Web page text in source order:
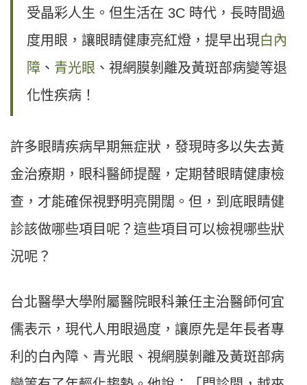
受晶彩人生。但生活在 3C 時代，長時間過
度用眼，讓眼睛健康亮紅燈，提早出現白內
障 、 青光眼 、視網膜剝離及黃斑部病變等退
化性疾病！
許多眼睛疾病早期無症狀，發現時多以失去黃
金治療期，眼科醫師提醒，定期替眼睛健康檢
查，才能確保視野明亮開闊。但，到底眼睛健
診該做哪些項目呢？這些項目可以檢視哪些狀
況呢？
台北醫學大學附屬醫院眼科兼任主治醫師何宜
儒表示，現代人用眼過度，讓原先是年長者專
利的白內障、青光眼、視網膜剝離及黃斑部病